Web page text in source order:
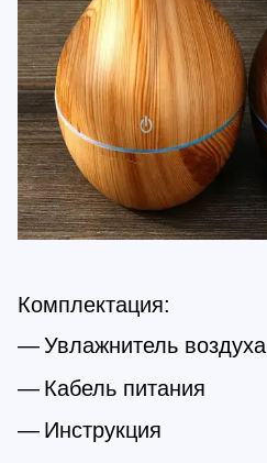
Комплектация:
Увлажнитель воздуха
Кабель питания
Инструкция